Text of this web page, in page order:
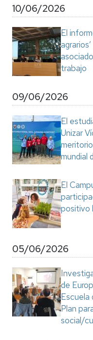
10/06/2026
El
trabajo
09/06/2026
El
Unizar
mundial
El
positivo
05/06/2026
de
Escuela
Plan
social/